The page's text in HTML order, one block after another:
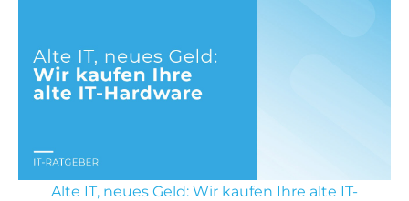
Alte IT, neues Geld: Wir kaufen Ihre alte IT-